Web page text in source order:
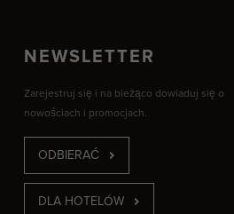
NEWSLETTER
Zarejestruj się i na bieżąco dowiaduj się o
nowościach i promocjach.
ODBIERAĆ
DLA HOTELÓW